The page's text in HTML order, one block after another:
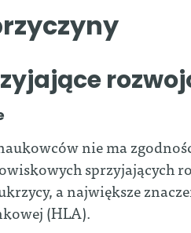
nie ma
sprzyjających
a największe
(HLA).